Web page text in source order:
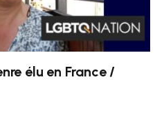
élu en France /